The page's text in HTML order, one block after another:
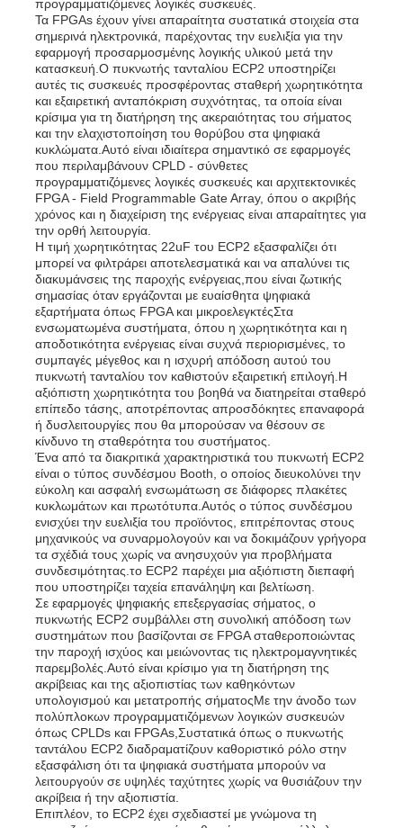
Σπίτι
Προϊόντα
Βίντεο
Σχετικά με εμάς
Επισκέψεις στο εργοστάσιο
Έλεγχος Ποιότητας
Επικοινωνήστε μαζί μας
Ειδήσεις
Υποθέσεις
Φύλακας πύλης προγραμματισμού πεδίου FPGA
προγραμματιζόμενες λογικές συσκευές.
Τα FPGAs έχουν γίνει απαραίτητα συστατικά στοιχεία στα
σημερινά ηλεκτρονικά, παρέχοντας την ευελιξία για την
εφαρμογή προσαρμοσμένης λογικής υλικού μετά την
κατασκευή.Ο πυκνωτής τανταλίου ECP2 υποστηρίζει
αυτές τις συσκευές προσφέροντας σταθερή χωρητικότητα
και εξαιρετική ανταπόκριση συχνότητας, τα οποία είναι
κρίσιμα για τη διατήρηση της ακεραιότητας του σήματος
και την ελαχιστοποίηση του θορύβου στα ψηφιακά
κυκλώματα.Αυτό είναι ιδιαίτερα σημαντικό σε εφαρμογές
που περιλαμβάνουν CPLD - σύνθετες
προγραμματιζόμενες λογικές συσκευές και αρχιτεκτονικές
FPGA - Field Programmable Gate Array, όπου ο ακριβής
χρόνος και η διαχείριση της ενέργειας είναι απαραίτητες για
την ορθή λειτουργία.
Η τιμή χωρητικότητας 22uF του ECP2 εξασφαλίζει ότι
μπορεί να φιλτράρει αποτελεσματικά και να απαλύνει τις
διακυμάνσεις της παροχής ενέργειας,που είναι ζωτικής
σημασίας όταν εργάζονται με ευαίσθητα ψηφιακά
εξαρτήματα όπως FPGA και μικροελεγκτέςΣτα
ενσωματωμένα συστήματα, όπου η χωρητικότητα και η
αποδοτικότητα ενέργειας είναι συχνά περιορισμένες, το
συμπαγές μέγεθος και η ισχυρή απόδοση αυτού του
πυκνωτή τανταλίου τον καθιστούν εξαιρετική επιλογή.Η
αξιόπιστη χωρητικότητα του βοηθά να διατηρείται σταθερό
επίπεδο τάσης, αποτρέποντας απροσδόκητες επαναφορά
ή δυσλειτουργίες που θα μπορούσαν να θέσουν σε
κίνδυνο τη σταθερότητα του συστήματος.
Ένα από τα διακριτικά χαρακτηριστικά του πυκνωτή ECP2
είναι ο τύπος συνδέσμου Booth, ο οποίος διευκολύνει την
εύκολη και ασφαλή ενσωμάτωση σε διάφορες πλακέτες
κυκλωμάτων και πρωτότυπα.Αυτός ο τύπος συνδέσμου
ενισχύει την ευελιξία του προϊόντος, επιτρέποντας στους
μηχανικούς να συναρμολογούν και να δοκιμάζουν γρήγορα
τα σχέδιά τους χωρίς να ανησυχούν για προβλήματα
συνδεσιμότητας.το ECP2 παρέχει μια αξιόπιστη διεπαφή
που υποστηρίζει ταχεία επανάληψη και βελτίωση.
Σε εφαρμογές ψηφιακής επεξεργασίας σήματος, ο
πυκνωτής ECP2 συμβάλλει στη συνολική απόδοση των
συστημάτων που βασίζονται σε FPGA σταθεροποιώντας
την παροχή ισχύος και μειώνοντας τις ηλεκτρομαγνητικές
παρεμβολές.Αυτό είναι κρίσιμο για τη διατήρηση της
ακρίβειας και της αξιοπιστίας των καθηκόντων
υπολογισμού και μετατροπής σήματοςΜε την άνοδο των
πολύπλοκων προγραμματιζόμενων λογικών συσκευών
όπως CPLDs και FPGAs,Συστατικά όπως ο πυκνωτής
ταντάλου ECP2 διαδραματίζουν καθοριστικό ρόλο στην
εξασφάλιση ότι τα ψηφιακά συστήματα μπορούν να
λειτουργούν σε υψηλές ταχύτητες χωρίς να θυσιάζουν την
ακρίβεια ή την αξιοπιστία.
Επιπλέον, το ECP2 έχει σχεδιαστεί με γνώμονα τη